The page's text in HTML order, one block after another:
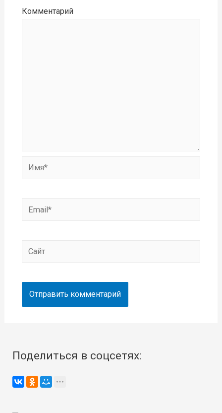
Комментарий
Имя*
Email*
Сайт
Поделиться в соцсетях: